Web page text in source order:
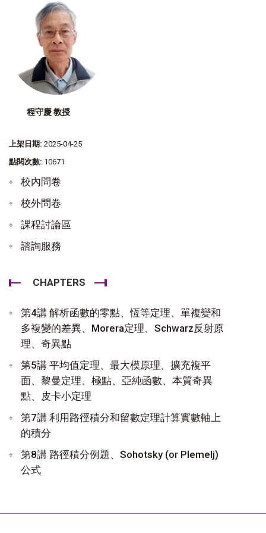
程守慶 教授
上架日期: 2025-04-25
點閱次數: 10671
校內問卷
校外問卷
課程討論區
諮詢服務
CHAPTERS
第4講 解析函數的零點、恆等定理、單複變和
多複變的差異、Morera定理、Schwarz反射原
理、奇異點
第5講 平均值定理、最大模原理、擴充複平
面、黎曼定理、極點、亞純函數、本質奇異
點、皮卡小定理
第7講 利用路徑積分和留數定理計算實數軸上
的積分
第8講 路徑積分例題、Sohotsky (or Plemelj)
公式